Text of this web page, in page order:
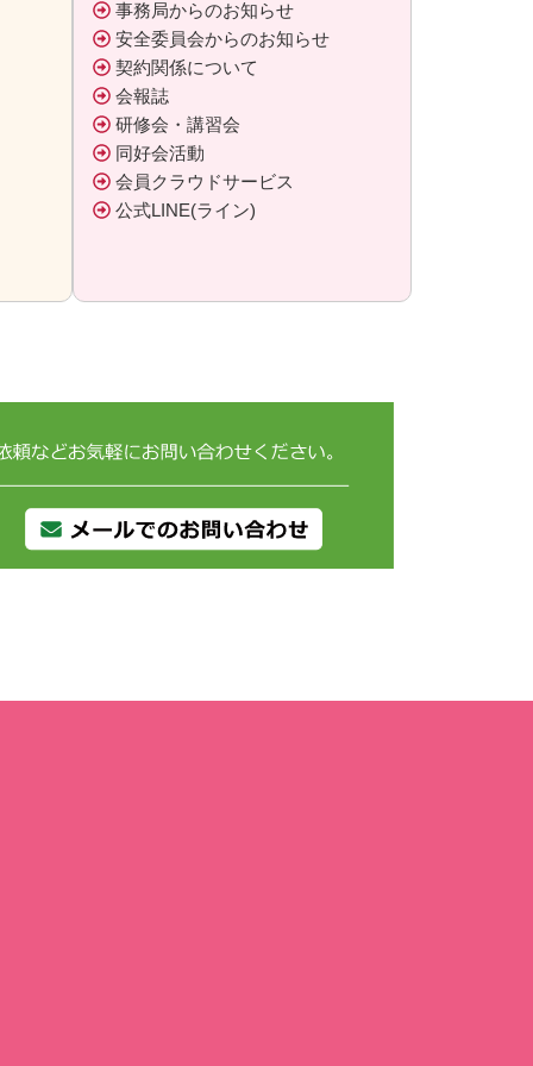
事務局からのお知らせ
安全委員会からのお知らせ
契約関係について
会報誌
研修会・講習会
同好会活動
会員クラウドサービス
公式LINE(ライン)